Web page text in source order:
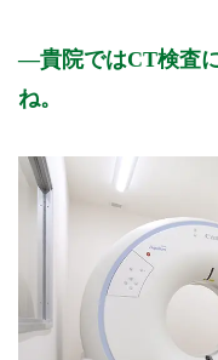
貴院ではCT検査
ね。